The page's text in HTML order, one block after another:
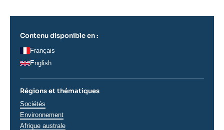
Contenu disponible en :
Français
English
Régions et thématiques
Thématiques
analyses
Sociétés
Environnement
Régions
Afrique australe